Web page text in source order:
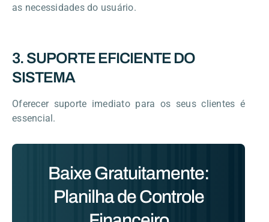
as necessidades do usuário.
3. SUPORTE EFICIENTE DO
SISTEMA
Oferecer suporte imediato para os seus clientes é
essencial.
Baixe Gratuitamente:
Planilha de Controle